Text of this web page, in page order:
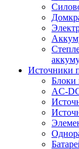
Источники
Блоки
AC-